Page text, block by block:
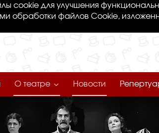
cookie для улучшения
обработки файлов Cookie,
О театре Новости